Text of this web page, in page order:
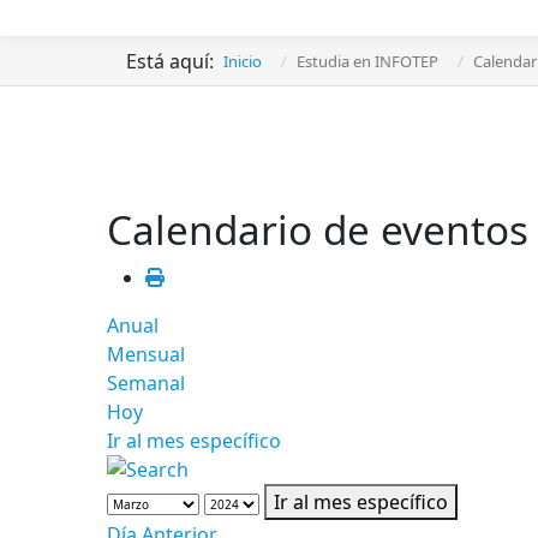
Está aquí: Inicio Estudia en INFOTEP
Calendario de eventos
Anual
Mensual
Semanal
Hoy
Ir al mes específico
Ir al mes específico